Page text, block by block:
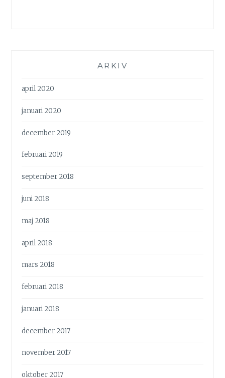
ARKIV
april 2020
januari 2020
december 2019
februari 2019
september 2018
juni 2018
maj 2018
april 2018
mars 2018
februari 2018
januari 2018
december 2017
november 2017
oktober 2017